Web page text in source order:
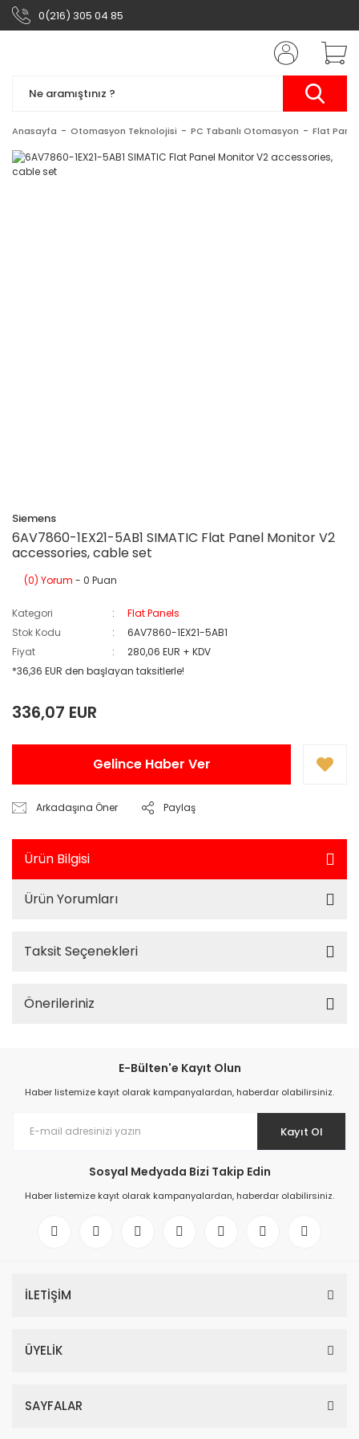
0(216) 305 04 85
Anasayfa Otomasyon Teknolojisi PC Tabanlı Otomasyon Flat
Siemens
6AV7860-1EX21-5AB1 SIMATIC Flat Panel Monitor V2
accessories, cable set
(0) Yorum - 0 Puan
Kategori
Flat Panels
Stok Kodu
6AV7860-1EX21-5AB1
Fiyat
280,06 EUR + KDV
*36,36 EUR den başlayan taksitlerle!
336,07 EUR
Gelince Haber Ver
Arkadaşına Öner Paylaş
Ürün Bilgisi
Ürün Yorumları
Taksit Seçenekleri
Önerileriniz
E-Bülten'e Kayıt Olun
Haber listemize kayıt olarak kampanyalardan, haberdar olabilirsiniz.
Kayıt Ol
Sosyal Medyada Bizi Takip Edin
Haber listemize kayıt olarak kampanyalardan, haberdar olabilirsiniz.
İLETİŞİM
ÜYELİK
SAYFALAR